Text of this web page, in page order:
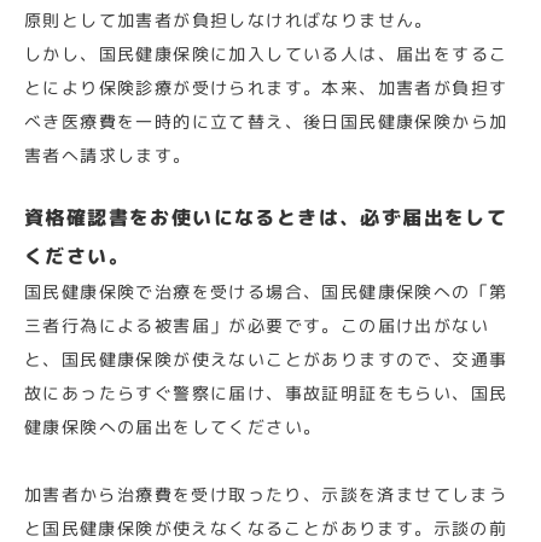
原則として加害者が負担しなければなりません。
しかし、国民健康保険に加入している人は、届出をするこ
とにより保険診療が受けられます。本来、加害者が負担す
べき医療費を一時的に立て替え、後日国民健康保険から加
害者へ請求します。
資格確認書をお使いになるときは、必ず届出をして
ください。
国民健康保険で治療を受ける場合、国民健康保険への「第
三者行為による被害届」が必要です。この届け出がない
と、国民健康保険が使えないことがありますので、交通事
故にあったらすぐ警察に届け、事故証明証をもらい、国民
健康保険への届出をしてください。
加害者から治療費を受け取ったり、示談を済ませてしまう
と国民健康保険が使えなくなることがあります。示談の前